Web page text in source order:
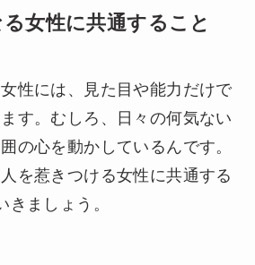
女性に共通すること
性には、見た目や能力だけで
す。むしろ、日々の何気ない
の心を動かしているんです。
を惹きつける女性に共通する
きましょう。